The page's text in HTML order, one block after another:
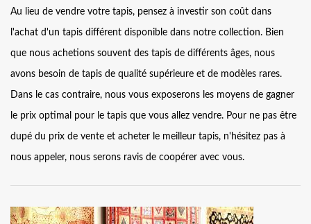
Au lieu de vendre votre tapis, pensez à investir son coût dans
l'achat d'un tapis différent disponible dans notre collection. Bien
que nous achetions souvent des tapis de différents âges, nous
avons besoin de tapis de qualité supérieure et de modèles rares.
Dans le cas contraire, nous vous exposerons les moyens de gagner
le prix optimal pour le tapis que vous allez vendre. Pour ne pas être
dupé du prix de vente et acheter le meilleur tapis, n'hésitez pas à
nous appeler, nous serons ravis de coopérer avec vous.